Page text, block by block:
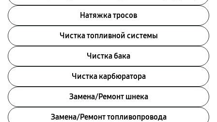
Натяжка тросов
Чистка топливной системы
Чистка бака
Чистка карбюратора
Замена/Pемонт шнека
Замена/Pемонт топливопровода